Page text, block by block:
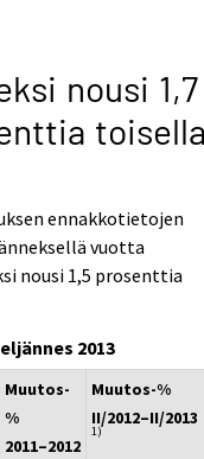
nousi 1,7
toisella
ennakkotietojen
vuotta
nousi 1,5 prosenttia
2013
Muutos-
%
2011–2012
Muutos-%
II/2012–II/2013
1)